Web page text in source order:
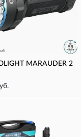
MARAUDER 2